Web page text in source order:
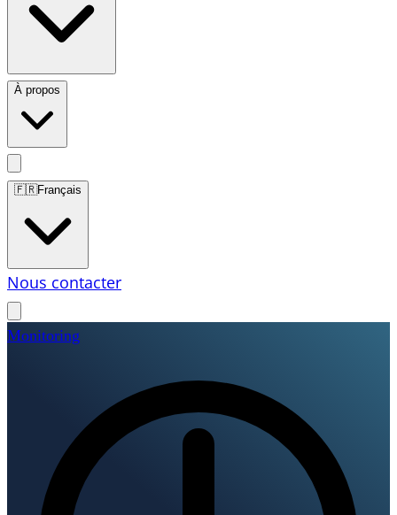
À propos
🇫🇷Français
Nous contacter
Monitoring